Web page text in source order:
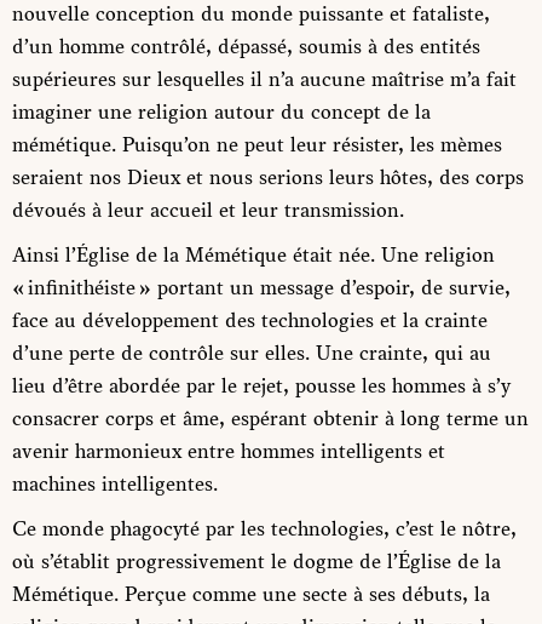
nouvelle conception du monde puissante et fataliste,
d’un homme contrôlé, dépassé, soumis à des entités
supérieures sur lesquelles il n’a aucune maîtrise m’a fait
imaginer une religion autour du concept de la
mémétique. Puisqu’on ne peut leur résister, les mèmes
seraient nos Dieux et nous serions leurs hôtes, des corps
dévoués à leur accueil et leur transmission.
Ainsi l’Église de la Mémétique était née. Une religion
« infinithéiste » portant un message d’espoir, de survie,
face au développement des technologies et la crainte
d’une perte de contrôle sur elles. Une crainte, qui au
lieu d’être abordée par le rejet, pousse les hommes à s’y
consacrer corps et âme, espérant obtenir à long terme un
avenir harmonieux entre hommes intelligents et
machines intelligentes.
Ce monde phagocyté par les technologies, c’est le nôtre,
où s’établit progressivement le dogme de l’Église de la
Mémétique. Perçue comme une secte à ses débuts, la